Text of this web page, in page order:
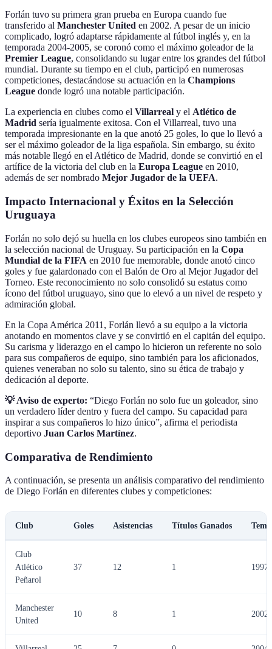
Forlán tuvo su primera gran prueba en Europa cuando fue
transferido al Manchester United en 2002. A pesar de un inicio
complicado, logró adaptarse rápidamente al fútbol inglés y, en la
temporada 2004-2005, se coronó como el máximo goleador de la
Premier League, consolidando su lugar entre los grandes del fútbol
mundial. Durante su tiempo en el club, participó en numerosas
competiciones, destacándose su actuación en la Champions
League donde logró una notable participación.
La experiencia en clubes como el Villarreal y el Atlético de
Madrid sería igualmente exitosa. Con el Villarreal, tuvo una
temporada impresionante en la que anotó 25 goles, lo que lo llevó a
ser el máximo goleador de la liga española. Sin embargo, su éxito
más notable llegó en el Atlético de Madrid, donde se convirtió en el
artífice de la victoria del club en la Europa League en 2010,
además de ser nombrado Mejor Jugador de la UEFA.
Impacto Internacional y Éxitos en la Selección
Uruguaya
Forlán no solo dejó su huella en los clubes europeos sino también en
la selección nacional de Uruguay. Su participación en la Copa
Mundial de la FIFA en 2010 fue memorable, donde anotó cinco
goles y fue galardonado con el Balón de Oro al Mejor Jugador del
Torneo. Este reconocimiento no solo consolidó su estatus como
ícono del fútbol uruguayo, sino que lo elevó a un nivel de respeto y
admiración global.
En la Copa América 2011, Forlán llevó a su equipo a la victoria
anotando en momentos clave y se convirtió en el capitán del equipo.
Su carisma y liderazgo en el campo lo hicieron un referente no solo
para sus compañeros de equipo, sino también para los aficionados,
quienes veneraban no solo su talento, sino su ética de trabajo y
dedicación al deporte.
💡 Aviso de experto: “Diego Forlán no solo fue un goleador, sino
un verdadero líder dentro y fuera del campo. Su capacidad para
inspirar a sus compañeros lo hizo único”, afirma el periodista
deportivo Juan Carlos Martínez.
Comparativa de Rendimiento
A continuación, se presenta un análisis comparativo del rendimiento
de Diego Forlán en diferentes clubes y competiciones:
Club Goles Asistencias Títulos Ganados
Club
Atlético
Peñarol
37 12 1
Manchester
United
10 8 1